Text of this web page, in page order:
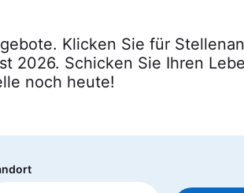
Klicken Sie für
2026. Schicken Sie Ihren
noch heute!